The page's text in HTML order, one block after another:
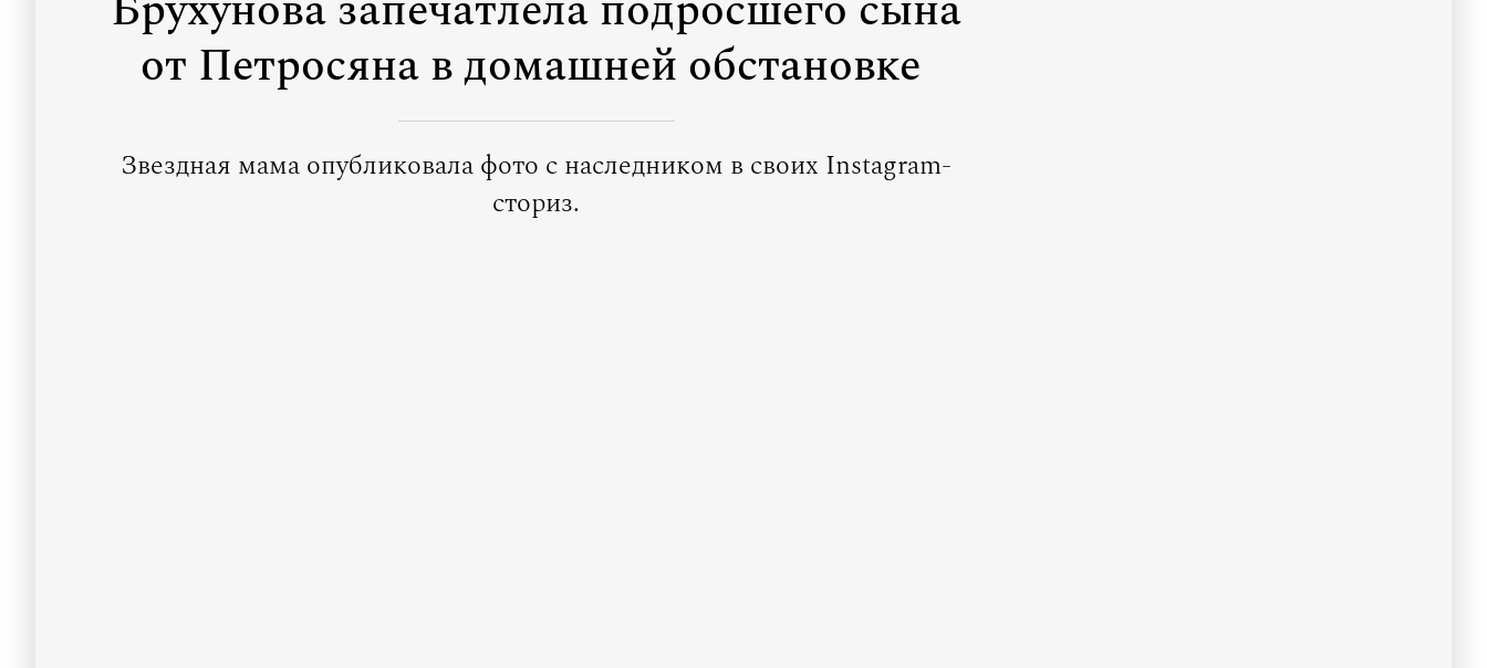
от Петросяна в домашней обстановке
Звездная мама опубликовала фото с наследником в своих Instagram-
сториз.